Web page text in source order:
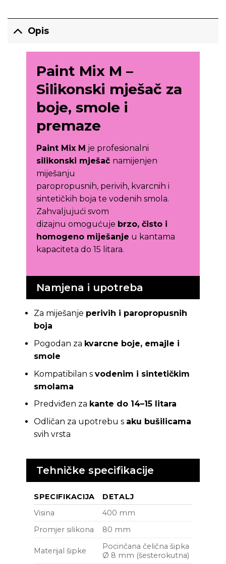
Opis
Paint Mix M –
Silikonski mješač za
boje, smole i
premaze
Paint Mix M je profesionalni
silikonski mješač namijenjen
miješanju
paropropusnih, perivih, kvarcnih i
sintetičkih boja te vodenih smola.
Zahvaljujući svom
dizajnu omogućuje brzo, čisto i
homogeno miješanje u kantama
kapaciteta do 15 litara.
Namjena i upotreba
Za miješanje perivih i paropropusnih
boja
Pogodan za kvarcne boje, emajle i
smole
Kompatibilan s vodenim i sintetičkim
smolama
Predviđen za kante do 14–15 litara
Odličan za upotrebu s aku bušilicama
svih vrsta
Tehničke specifikacije
SPECIFIKACIJA
DETALJ
Visina
400 mm
Promjer silikona
80 mm
Materijal šipke
Pocinčana čelična šipka
Ø 8 mm (šesterokutna)